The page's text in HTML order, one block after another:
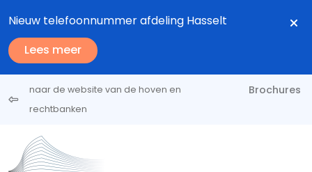
Nieuw telefoonnummer afdeling Hasselt
Lees meer
naar de website van de hoven en
rechtbanken
Brochures